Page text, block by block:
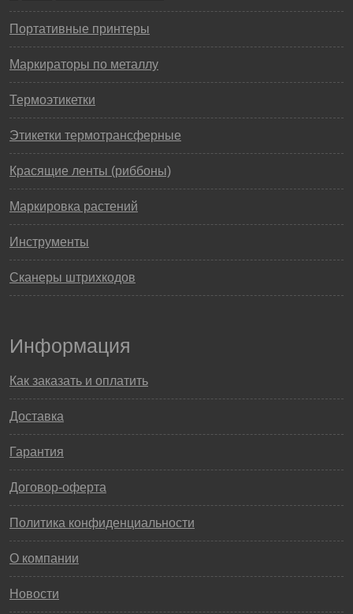
Портативные принтеры
Маркираторы по металлу
Термоэтикетки
Этикетки термотрансферные
Красящие ленты (риббоны)
Маркировка растений
Инструменты
Сканеры штрихкодов
Информация
Как заказать и оплатить
Доставка
Гарантия
Договор-оферта
Политика конфиденциальности
О компании
Новости